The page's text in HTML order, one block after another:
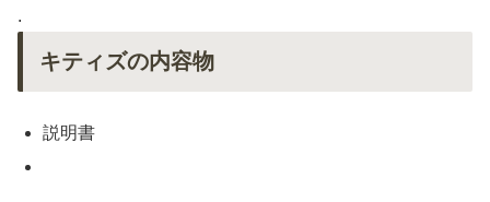
.
キティズの内容物
説明書